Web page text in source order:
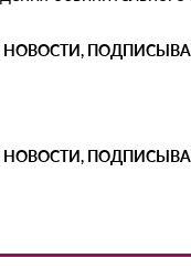
НОВОСТИ,
НОВОСТИ,